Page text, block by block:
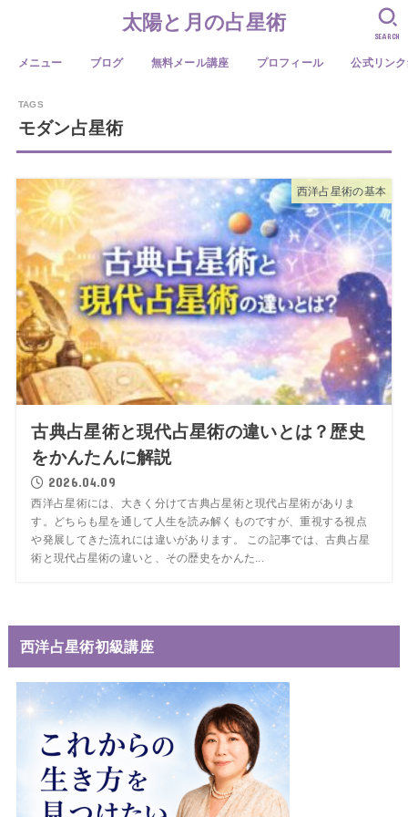
太陽と月の占星術
メニュー ブログ 無料メール講座 プロフィール 公式リン
SEARCH
モダン占星術
西洋占星術の基本
古典占星術と現代占星術の違いとは？歴史
をかんたんに解説
2026.04.09
西洋占星術には、大きく分けて古典占星術と現代占星術がありま
す。どちらも星を通して人生を読み解くものですが、重視する視点
や発展してきた流れには違いがあります。 この記事では、古典占星
術と現代占星術の違いと、その歴史をかんた...
西洋占星術初級講座